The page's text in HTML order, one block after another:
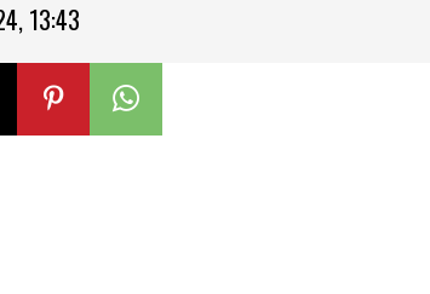
13:43